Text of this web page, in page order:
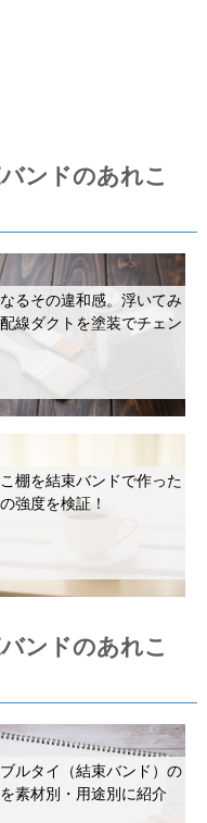
ンドのあれこ
るその違和感。浮いてみ
線ダクトを塗装でチェン
棚を結束バンドで作った
強度を検証！
ンドのあれこ
ルタイ（結束バンド）の
素材別・用途別に紹介